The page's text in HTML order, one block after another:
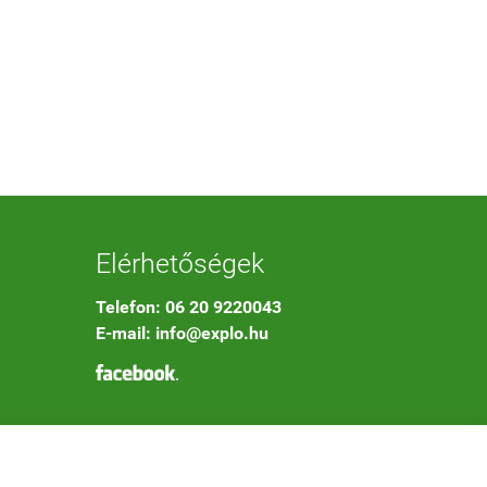
Elérhetőségek
Telefon: 06 20 9220043
E-mail: info@explo.hu